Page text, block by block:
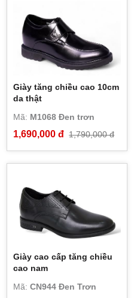
Giày tăng chiều cao 10cm
da thật
Mã: M1068 Đen trơn
1,690,000 đ 1,790,000 đ
Giày cao cấp tăng chiều
cao nam
Mã:CN944 Đen Trơn